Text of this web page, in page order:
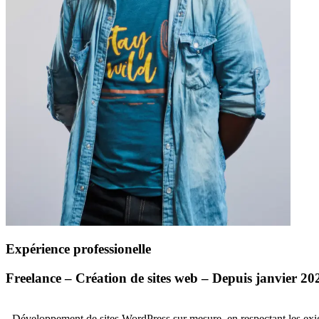
Expérience professionelle
Freelance – Création de sites web – Depuis janvier